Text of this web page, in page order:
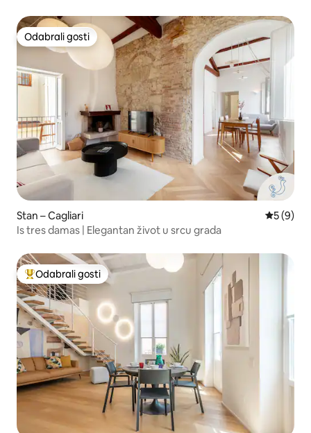
Odabrali gosti
Odabrali gosti
Stan – Cagliari
5 (9)
Is tres damas | Elegantan život u srcu grada
Među najviše rangiranima s oznakom „Odabrali gosti”
Odabrali gosti